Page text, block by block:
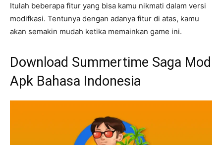
Itulah beberapa fitur yang bisa kamu nikmati dalam versi
modifkasi. Tentunya dengan adanya fitur di atas, kamu
akan semakin mudah ketika memainkan game ini.
Download Summertime Saga Mod
Apk Bahasa Indonesia